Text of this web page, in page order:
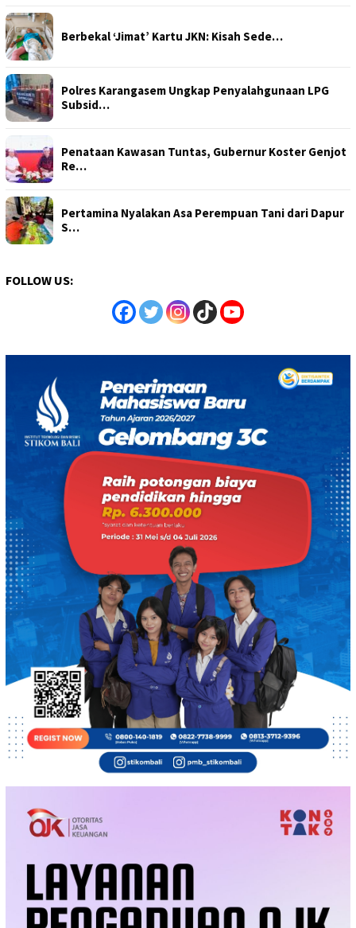
Berbekal ‘Jimat’ Kartu JKN: Kisah Sede…
Polres Karangasem Ungkap Penyalahgunaan LPG
Subsid…
Penataan Kawasan Tuntas, Gubernur Koster Genjot
Re…
Pertamina Nyalakan Asa Perempuan Tani dari Dapur
S…
FOLLOW US: